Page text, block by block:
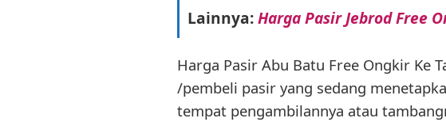
Lainnya:Harga Pasir Jebrod Free
Harga Pasir Abu Batu Free Ongkir Ke
/pembeli pasir yang sedang
tempat pengambilannya atau